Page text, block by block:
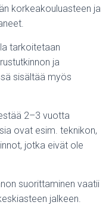
korkeakouluasteen ja
tarkoitetaan
ja
sisältää myös
2–3 vuotta
ovat esim. teknikon,
jotka eivät ole
suorittaminen vaatii
jalkeen.